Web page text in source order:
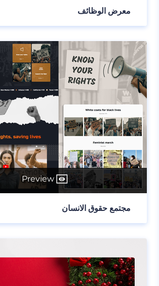
معرض الوظائف
Preview
مجتمع حقوق الانسان